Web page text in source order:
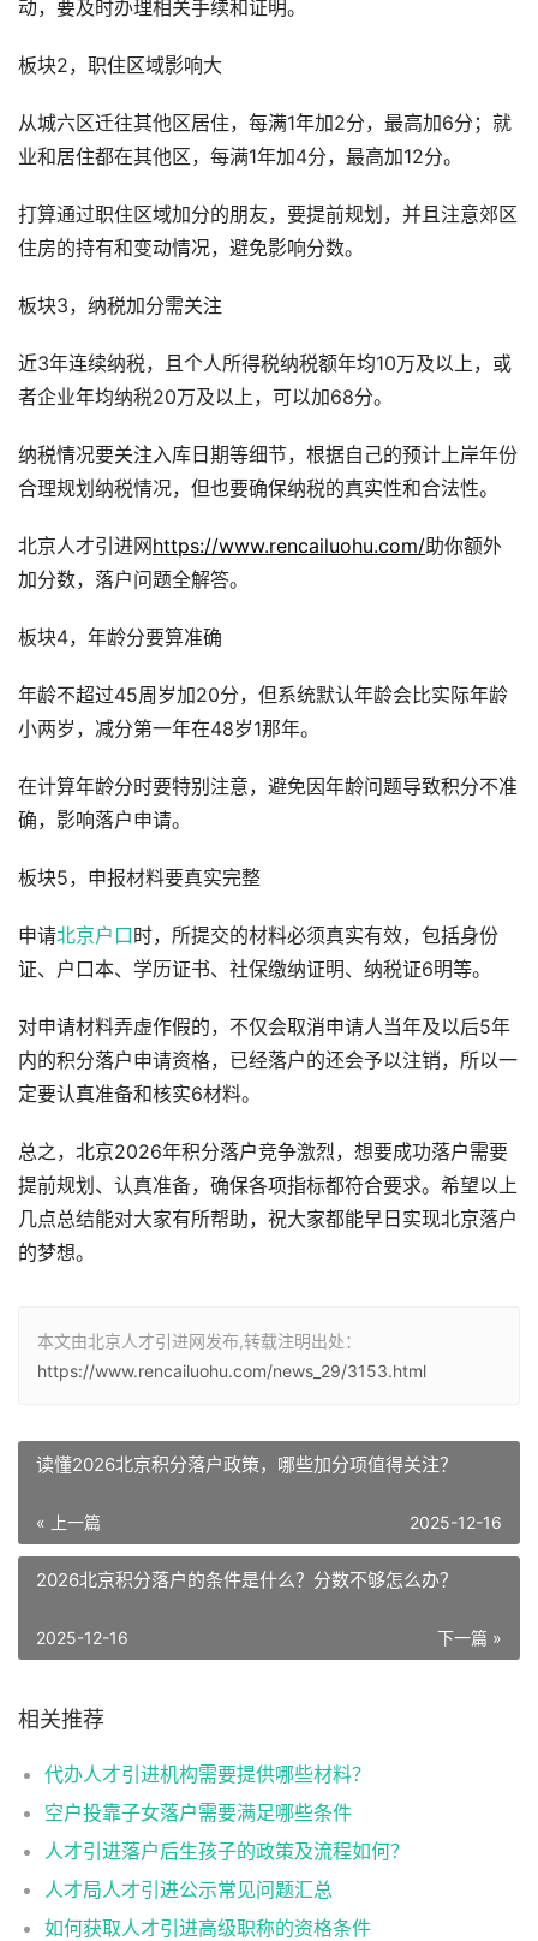
动，要及时办理相关手续和证明。
板块2，职住区域影响大
从城六区迁往其他区居住，每满1年加2分，最高加6分；就
业和居住都在其他区，每满1年加4分，最高加12分。
打算通过职住区域加分的朋友，要提前规划，并且注意郊区
住房的持有和变动情况，避免影响分数。
板块3，纳税加分需关注
近3年连续纳税，且个人所得税纳税额年均10万及以上，或
者企业年均纳税20万及以上，可以加68分。
纳税情况要关注入库日期等细节，根据自己的预计上岸年份
合理规划纳税情况，但也要确保纳税的真实性和合法性。
北京人才引进网https://www.rencailuohu.com/助你额外
加分数，落户问题全解答。
板块4，年龄分要算准确
年龄不超过45周岁加20分，但系统默认年龄会比实际年龄
小两岁，减分第一年在48岁1那年。
在计算年龄分时要特别注意，避免因年龄问题导致积分不准
确，影响落户申请。
板块5，申报材料要真实完整
申请北京户口时，所提交的材料必须真实有效，包括身份
证、户口本、学历证书、社保缴纳证明、纳税证6明等。
对申请材料弄虚作假的，不仅会取消申请人当年及以后5年
内的积分落户申请资格，已经落户的还会予以注销，所以一
定要认真准备和核实6材料。
总之，北京2026年积分落户竞争激烈，想要成功落户需要
提前规划、认真准备，确保各项指标都符合要求。希望以上
几点总结能对大家有所帮助，祝大家都能早日实现北京落户
的梦想。
本文由北京人才引进网发布,转载注明出处：
https://www.rencailuohu.com/news_29/3153.html
读懂2026北京积分落户政策，哪些加分项值得关注？
« 上一篇 2025-12-16
2026北京积分落户的条件是什么？分数不够怎么办？
下一篇 »
2025-12-16
相关推荐
代办人才引进机构需要提供哪些材料？
空户投靠子女落户需要满足哪些条件
人才引进落户后生孩子的政策及流程如何？
人才局人才引进公示常见问题汇总
如何获取人才引进高级职称的资格条件